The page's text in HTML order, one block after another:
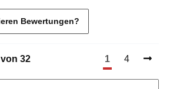
Bewertungen?
32 1 4